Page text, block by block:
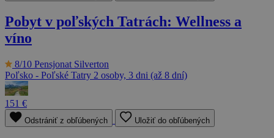
Pobyt v poľských Tatrách: Wellness a
víno
8/10 Pensjonat Silverton
Poľsko - Poľské Tatry 2 osoby, 3 dni (až 8 dní)
151 €
Odstrániť z obľúbených Uložiť do obľúbených